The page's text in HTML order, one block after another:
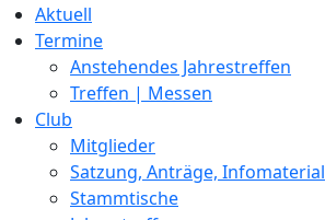
Aktuell
Termine
Anstehendes Jahrestreffen
Treffen | Messen
Club
Mitglieder
Satzung, Anträge, Infomaterial
Stammtische